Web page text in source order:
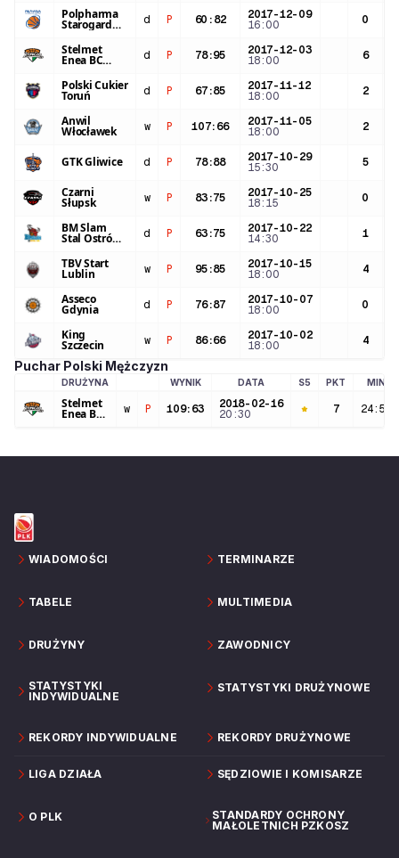
Polpharma
Starogard
Gdański
d P 60 : 82
2017-12-09
16:00
0
Stelmet
Enea BC d P 78:95
2017-12-03
18:00
6
Polski Cukier
Toruń d P 67:85
2017-11-12
18:00
2
Anwil
Włocławek w P 107: 66
2017-11-05
18:00
2
GTK Gliwice d P 78:88
2017-10-29
15:30
5
Czarni
Słupsk w P 83:75
2017-10-25
18:15
0
BM Slam
Stal Ostrów d P 63:75
2017-10-22
14:30
1
TBV Start
Lublin w P 95:85
2017-10-15
18:00
4
Asseco
Gdynia d P 76:87
2017-10-07
18:00
0
King
Szczecin w P 86:66
2017-10-02
18:00
4
Puchar Polski Mężczyzn
LOGO DRUŻYNY
DRUŻYNA WYNIK DATA S5 PKT MIN
Stelmet
Enea BC w P 109: 63
2018-02-16
20:30
7 24:50
WIADOMOŚCI TERMINARZE
TABELE MULTIMEDIA
DRUŻYNY ZAWODNICY
STATYSTYKI
INDYWIDUALNE
STATYSTYKI DRUŻYNOWE
REKORDY INDYWIDUALNE REKORDY DRUŻYNOWE
LIGA DZIAŁA SĘDZIOWIE I KOMISARZE
O PLK
STANDARDY OCHRONY
MAŁOLETNICH PZKOSZ